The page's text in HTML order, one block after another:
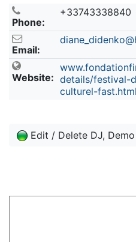
Phone:
+33743338840
Email:
Website: details/festival-
culturel-fast.html
Edit / Delete DJ,